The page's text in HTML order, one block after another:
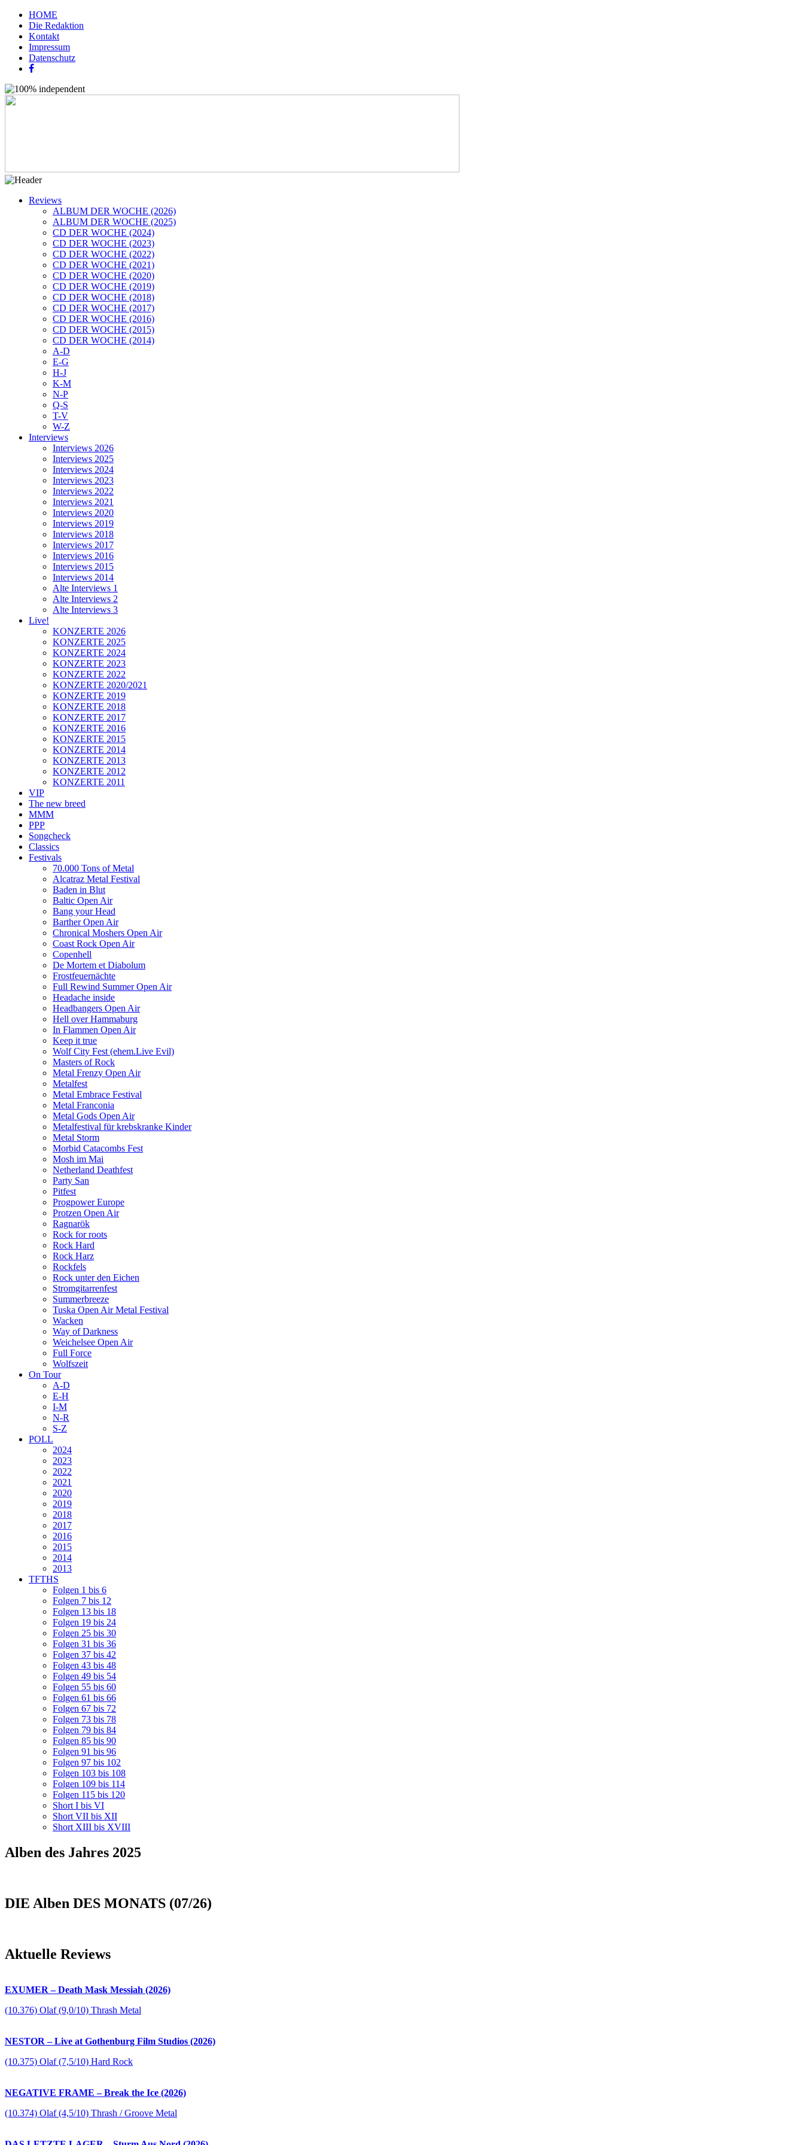
HOME
Die Redaktion
Kontakt
Impressum
Datenschutz
Reviews
ALBUM DER WOCHE (2026)
ALBUM DER WOCHE (2025)
CD DER WOCHE (2024)
CD DER WOCHE (2023)
CD DER WOCHE (2022)
CD DER WOCHE (2021)
CD DER WOCHE (2020)
CD DER WOCHE (2019)
CD DER WOCHE (2018)
CD DER WOCHE (2017)
CD DER WOCHE (2016)
CD DER WOCHE (2015)
CD DER WOCHE (2014)
A-D
E-G
H-J
K-M
N-P
Q-S
T-V
W-Z
Interviews
Interviews 2026
Interviews 2025
Interviews 2024
Interviews 2023
Interviews 2022
Interviews 2021
Interviews 2020
Interviews 2019
Interviews 2018
Interviews 2017
Interviews 2016
Interviews 2015
Interviews 2014
Alte Interviews 1
Alte Interviews 2
Alte Interviews 3
Live!
KONZERTE 2026
KONZERTE 2025
KONZERTE 2024
KONZERTE 2023
KONZERTE 2022
KONZERTE 2020/2021
KONZERTE 2019
KONZERTE 2018
KONZERTE 2017
KONZERTE 2016
KONZERTE 2015
KONZERTE 2014
KONZERTE 2013
KONZERTE 2012
KONZERTE 2011
VIP
The new breed
MMM
PPP
Songcheck
Classics
Festivals
70.000 Tons of Metal
Alcatraz Metal Festival
Baden in Blut
Baltic Open Air
Bang your Head
Barther Open Air
Chronical Moshers Open Air
Coast Rock Open Air
Copenhell
De Mortem et Diabolum
Frostfeuernächte
Full Rewind Summer Open Air
Headache inside
Headbangers Open Air
Hell over Hammaburg
In Flammen Open Air
Keep it true
Wolf City Fest (ehem.Live Evil)
Masters of Rock
Metal Frenzy Open Air
Metalfest
Metal Embrace Festival
Metal Franconia
Metal Gods Open Air
Metalfestival für krebskranke Kinder
Metal Storm
Morbid Catacombs Fest
Mosh im Mai
Netherland Deathfest
Party San
Pitfest
Progpower Europe
Protzen Open Air
Ragnarök
Rock for roots
Rock Hard
Rock Harz
Rockfels
Rock unter den Eichen
Stromgitarrenfest
Summerbreeze
Tuska Open Air Metal Festival
Wacken
Way of Darkness
Weichelsee Open Air
Full Force
Wolfszeit
On Tour
A-D
E-H
I-M
N-R
S-Z
POLL
2024
2023
2022
2021
2020
2019
2018
2017
2016
2015
2014
2013
TFTHS
Folgen 1 bis 6
Folgen 7 bis 12
Folgen 13 bis 18
Folgen 19 bis 24
Folgen 25 bis 30
Folgen 31 bis 36
Folgen 37 bis 42
Folgen 43 bis 48
Folgen 49 bis 54
Folgen 55 bis 60
Folgen 61 bis 66
Folgen 67 bis 72
Folgen 73 bis 78
Folgen 79 bis 84
Folgen 85 bis 90
Folgen 91 bis 96
Folgen 97 bis 102
Folgen 103 bis 108
Folgen 109 bis 114
Folgen 115 bis 120
Short I bis VI
Short VII bis XII
Short XIII bis XVIII
Alben des Jahres 2025
DIE Alben DES MONATS (07/26)
Aktuelle Reviews
EXUMER – Death Mask Messiah (2026)
(10.376) Olaf (9,0/10) Thrash Metal
NESTOR – Live at Gothenburg Film Studios (2026)
(10.375) Olaf (7,5/10) Hard Rock
NEGATIVE FRAME – Break the Ice (2026)
(10.374) Olaf (4,5/10) Thrash / Groove Metal